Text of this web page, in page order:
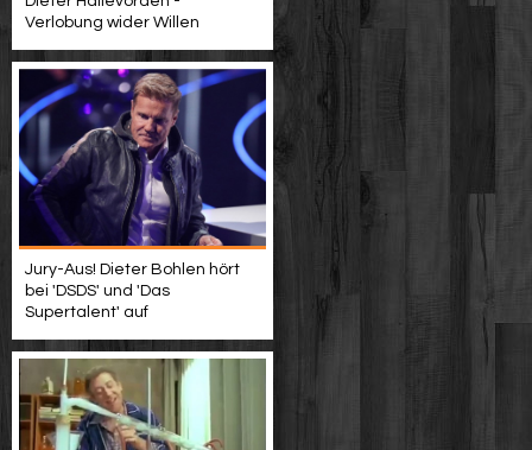
Verlobung wider Willen
Jury-Aus! Dieter Bohlen hört
bei 'DSDS' und 'Das
Supertalent' auf